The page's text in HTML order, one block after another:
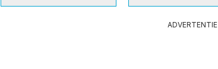
ADVERTENTIE